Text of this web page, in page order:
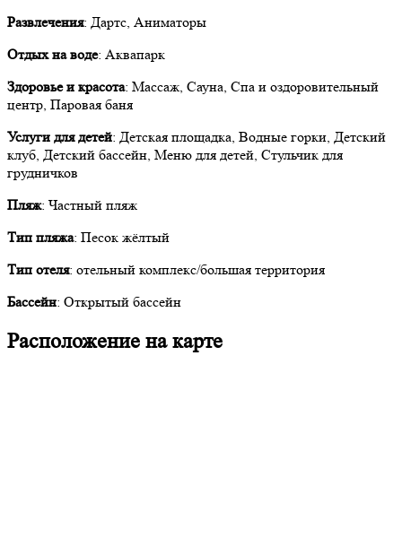
Развлечения: Дартс, Аниматоры
Отдых на воде: Аквапарк
Здоровье и красота: Массаж, Сауна, Спа и оздоровительный
центр, Паровая баня
Услуги для детей: Детская площадка, Водные горки, Детский
клуб, Детский бассейн, Меню для детей, Стульчик для
грудничков
Пляж: Частный пляж
Тип пляжа: Песок жёлтый
Тип отеля: отельный комплекс/большая территория
Бассейн: Открытый бассейн
Расположение на карте